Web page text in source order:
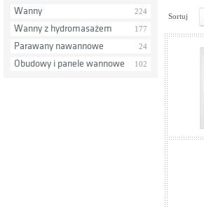
Wanny 224
Wanny z hydromasażem 177
Parawany nawannowe 24
Obudowy i panele wannowe 102
Sortuj